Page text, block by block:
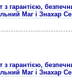
з гарантією,
Маг і Знахар
з гарантією,
Маг і Знахар